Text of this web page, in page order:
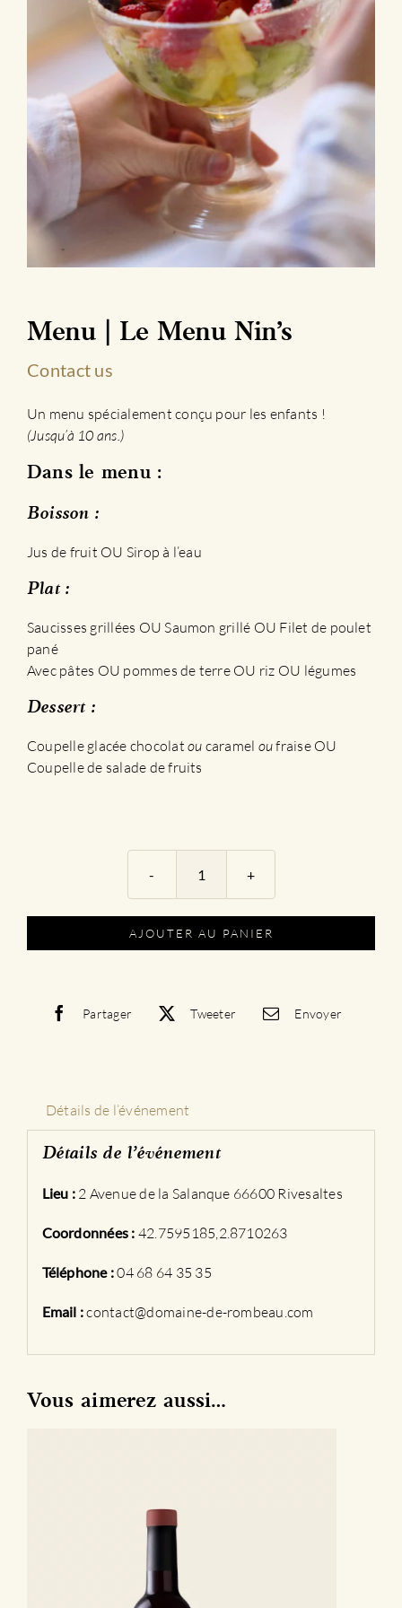
Menu | Le Menu Nin’s
Contact us
Un menu spécialement conçu pour les enfants !
(Jusqu’à 10 ans.)
Dans le menu :
Boisson :
Jus de fruit OU Sirop à l’eau
Plat :
Saucisses grillées OU Saumon grillé OU Filet de poulet
pané
Avec pâtes OU pommes de terre OU riz OU légumes
Dessert :
Coupelle glacée chocolat ou caramel oufraise OU
Coupelle de salade de fruits
quantité
Menu
|
Nin's
AJOUTER AU PANIER
Partager Tweeter Envoyer
Détails de l’événement
Détails de l’événement
Lieu : 2 Avenue de la Salanque 66600 Rivesaltes
Coordonnées : 42.7595185,2.8710263
Téléphone :04 68 64 35 35
Email :contact@domaine-de-rombeau.com
Vous aimerez aussi…